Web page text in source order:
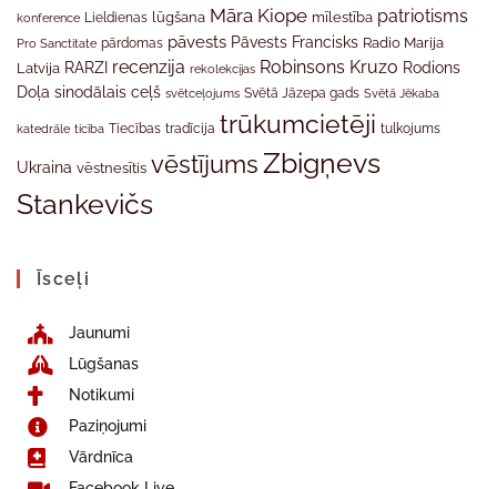
konference Lieldienas lūgšana Māra Kiope mīlestība patriotisms
Pro Sanctitate pārdomas pāvests Pāvests Francisks Radio Marija
Latvija RARZI recenzija rekolekcijas Robinsons Kruzo Rodions
Doļa sinodālais ceļš svētceļojums Svētā Jāzepa gads Svētā Jēkaba
katedrāle ticība Tiecības tradīcija trūkumcietēji tulkojums
Ukraina vēstnesītis vēstījumsZbigņevs
Stankevičs
Īsceļi
Jaunumi
Lūgšanas
Notikumi
Paziņojumi
Vārdnīca